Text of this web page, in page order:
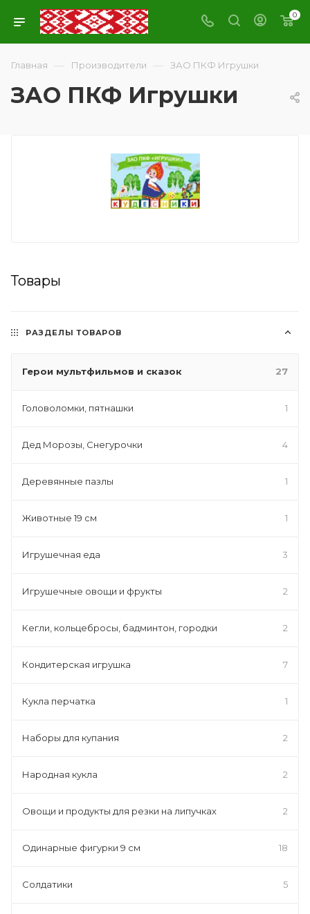
0
Главная — Производители — ЗАО ПКФ Игрушки
ЗАО ПКФ Игрушки
Товары
РАЗДЕЛЫ ТОВАРОВ
Герои мультфильмов и сказок 27
Головоломки, пятнашки 1
Дед Морозы, Снегурочки 4
Деревянные пазлы 1
Животные 19 см 1
Игрушечная еда 3
Игрушечные овощи и фрукты 2
Кегли, кольцебросы, бадминтон, городки 2
Кондитерская игрушка 7
Кукла перчатка 1
Наборы для купания 2
Народная кукла 2
Овощи и продукты для резки на липучках 2
Одинарные фигурки 9 см 18
Солдатики 5